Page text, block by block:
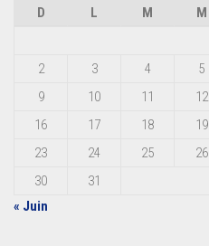
D
L M M
2
3 4 5
9
10 11 12
16
17 18 19
23
24 25 26
30
31
« Juin